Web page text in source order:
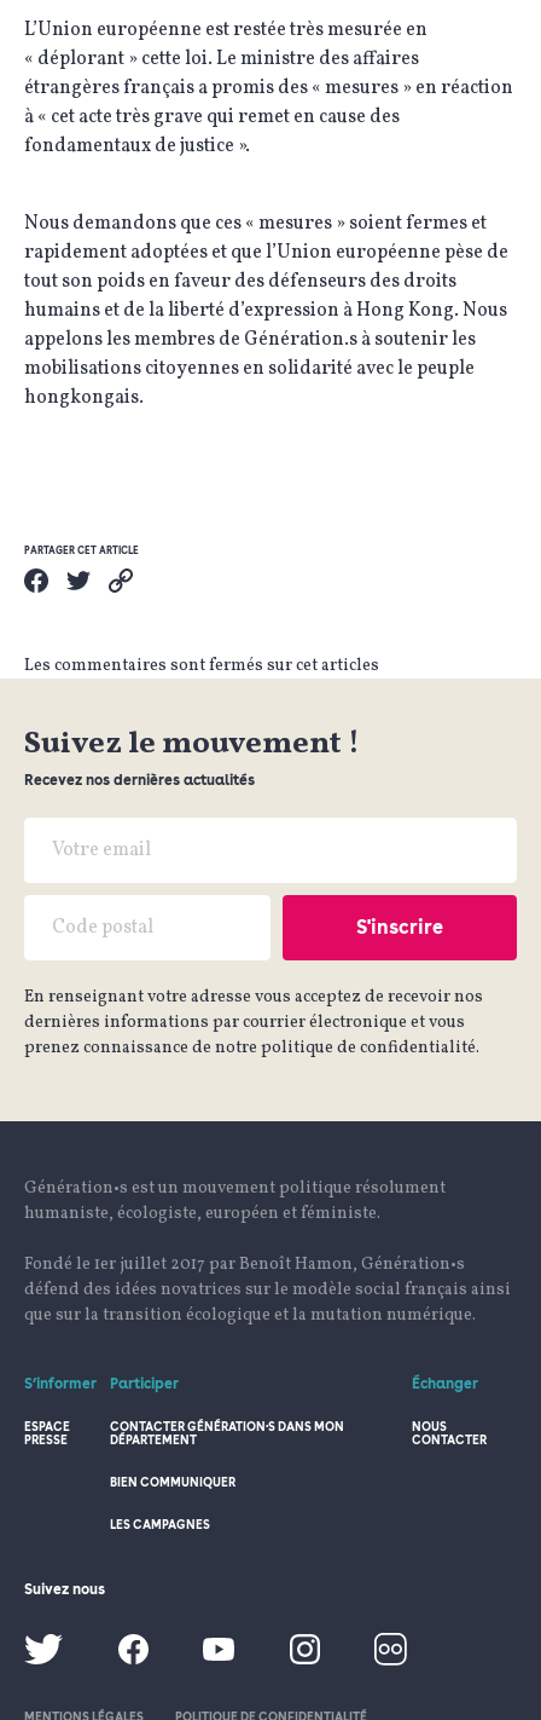
L’Union européenne est restée très mesurée en
« déplorant » cette loi. Le ministre des affaires
étrangères français a promis des « mesures » en réaction
à « cet acte très grave qui remet en cause des
fondamentaux de justice ».
Nous demandons que ces « mesures » soient fermes et
rapidement adoptées et que l’Union européenne pèse de
tout son poids en faveur des défenseurs des droits
humains et de la liberté d’expression à Hong Kong. Nous
appelons les membres de Génération.s à soutenir les
mobilisations citoyennes en solidarité avec le peuple
hongkongais.
PARTAGER CET ARTICLE
Les commentaires sont fermés sur cet articles
Suivez le mouvement !
Recevez nos dernières actualités
En renseignant votre adresse vous acceptez de recevoir nos
dernières informations par courrier électronique et vous
prenez connaissance de notre politique de confidentialité.
Génération•s est un mouvement politique résolument
humaniste, écologiste, européen et féministe.
Fondé le 1er juillet 2017 par Benoît Hamon, Génération•s
défend des idées novatrices sur le modèle social français ainsi
que sur la transition écologique et la mutation numérique.
S’informer
ESPACE
PRESSE
Participer
CONTACTER GÉNÉRATION·S DANS MON
DÉPARTEMENT
BIEN COMMUNIQUER
LES CAMPAGNES
Échanger
NOUS
CONTACTER
Suivez nous
MENTIONS LÉGALES POLITIQUE DE CONFIDENTIALITÉ